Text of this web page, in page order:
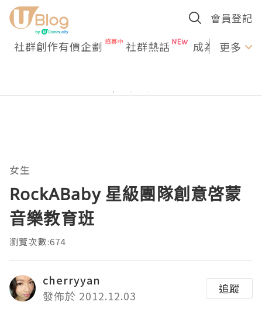
會員登記
社群創作有價企劃 社群熱話 成為U更多
女生
RockABaby 星級團隊創意啓蒙
音樂教育班
瀏覽次數:674
cherryyan
發佈於 2012.12.03
追蹤